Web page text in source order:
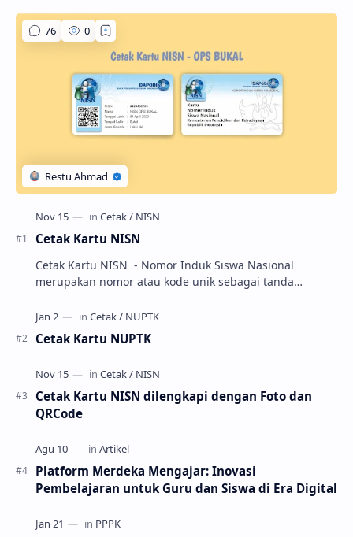
Cetak Kartu NISN
Cetak Kartu NISN - Nomor Induk Siswa Nasional
merupakan nomor atau kode unik sebagai tanda
Cetak Kartu NUPTK
Cetak Kartu NISN dilengkapi dengan Foto dan
QRCode
Platform Merdeka Mengajar: Inovasi
Pembelajaran untuk Guru dan Siswa di Era Digital